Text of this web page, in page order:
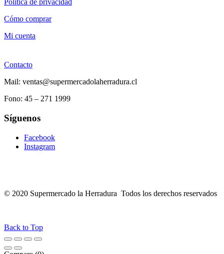
Política de privacidad
Cómo comprar
Mi cuenta
Contacto
Mail: ventas@supermercadolaherradura.cl
Fono: 45 – 271 1999
Síguenos
Facebook
Instagram
© 2020 Supermercado la Herradura Todos los derechos reservados
Back to Top